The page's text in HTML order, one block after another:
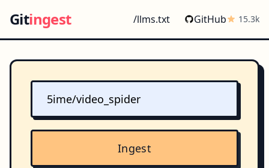
Gitingest /llms.txt GitHub 15.3k
Ingest